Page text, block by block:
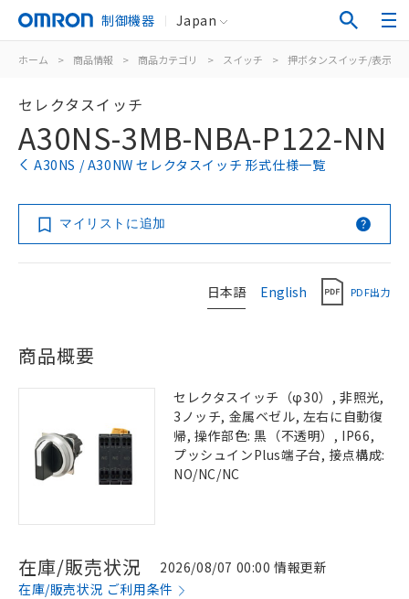
制御機器 Japan
ホーム > 商品情報 > 商品カテゴリ > スイッチ > 押ボタンスイッチ/表示灯
セレクタスイッチ
A30NS-3MB-NBA-P122-NN
A30NS / A30NW セレクタスイッチ 形式仕様一覧
マイリストに追加
日本語 English PDF出力
商品概要
セレクタスイッチ（φ30）, 非照光,
3ノッチ, 金属ベゼル, 左右に自動復
帰, 操作部色: 黒（不透明）, IP66,
プッシュインPlus端子台, 接点構成:
NO/NC/NC
在庫/販売状況
2026/08/07 00:00 情報更新
在庫/販売状況 ご利用条件